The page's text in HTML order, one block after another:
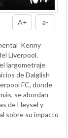
A+ a-
'Kenny
Liverpool.
largometraje
de Dalglish
FC, donde
se abordan
de Heysel y
sobre su impacto